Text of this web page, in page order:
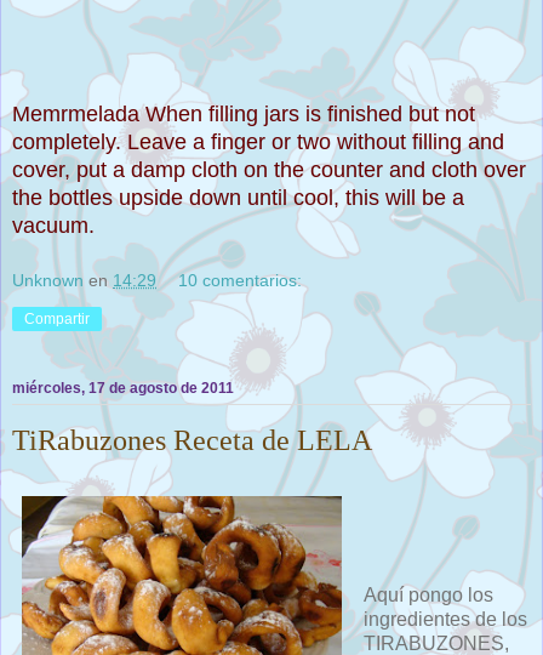
Memrmelada When filling jars is finished but not
completely. Leave a finger or two without filling and
cover, put a damp cloth on the counter and cloth over
the bottles upside down until cool, this will be a
vacuum.
Unknown en 14:29 10 comentarios:
Compartir
miércoles, 17 de agosto de 2011
TiRabuzones Receta de LELA
Aquí pongo los
ingredientes de los
TIRABUZONES,